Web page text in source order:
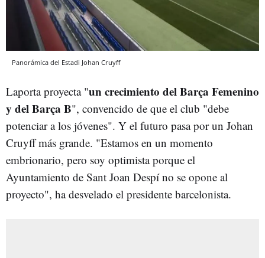
Panorámica del Estadi Johan Cruyff
Laporta proyecta "un crecimiento del Barça Femenino
y del Barça B", convencido de que el club "debe
potenciar a los jóvenes". Y el futuro pasa por un Johan
Cruyff más grande. "Estamos en un momento
embrionario, pero soy optimista porque el
Ayuntamiento de Sant Joan Despí no se opone al
proyecto", ha desvelado el presidente barcelonista.